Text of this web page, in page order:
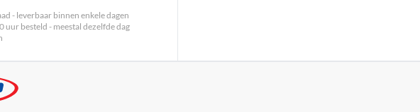
- leverbaar binnen enkele dagen
uur besteld - meestal dezelfde dag